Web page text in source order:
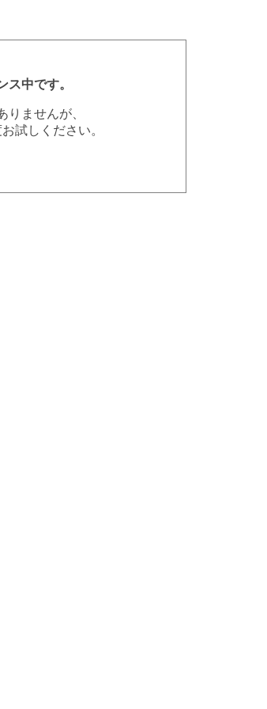
ス中です。
りませんが、
試しください。